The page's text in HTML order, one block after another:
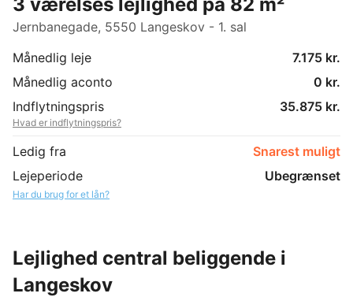
Jernbanegade, 5550 Langeskov - 1. sal
Månedlig leje
7.175 kr.
Månedlig aconto
0 kr.
Indflytningspris
35.875 kr.
Hvad er indflytningspris?
Ledig fra
Snarest muligt
Lejeperiode
Ubegrænset
Har du brug for et lån?
Lejlighed central beliggende i
Langeskov